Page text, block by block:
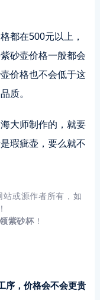
都在500元以上，
砂壶价格一般都会
价格也不会低于这
质。
大师制作的，就要
瑕疵壶，要么就不
或源作者所有，如
紫砂杯！
序，价格会不会更贵